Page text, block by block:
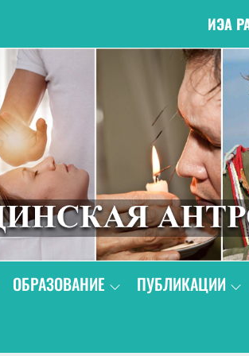
ИЭА
ОБРАЗОВАНИЕ ПУБЛИКАЦИИ